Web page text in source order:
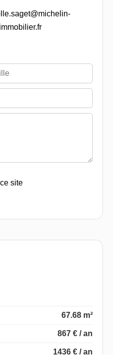
immobilier.fr
site
67.68 m²
867 € / an
1436 € / an